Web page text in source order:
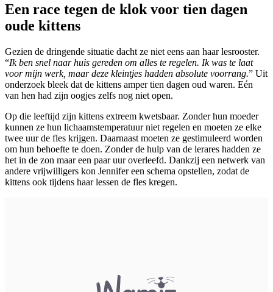
Een race tegen de klok voor tien dagen
oude kittens
Gezien de dringende situatie dacht ze niet eens aan haar lesrooster.
“Ik ben snel naar huis gereden om alles te regelen. Ik was te laat
voor mijn werk, maar deze kleintjes hadden absolute voorrang.” Uit
onderzoek bleek dat de kittens amper tien dagen oud waren. Eén
van hen had zijn oogjes zelfs nog niet open.
Op die leeftijd zijn kittens extreem kwetsbaar. Zonder hun moeder
kunnen ze hun lichaamstemperatuur niet regelen en moeten ze elke
twee uur de fles krijgen. Daarnaast moeten ze gestimuleerd worden
om hun behoefte te doen. Zonder de hulp van de lerares hadden ze
het in de zon maar een paar uur overleefd. Dankzij een netwerk van
andere vrijwilligers kon Jennifer een schema opstellen, zodat de
kittens ook tijdens haar lessen de fles kregen.